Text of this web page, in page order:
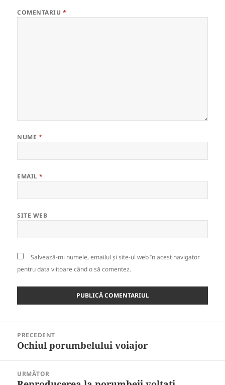
COMENTARIU *
NUME *
EMAIL*
SITE WEB
Salvează-mi numele, emailul și site-ul web în acest navigator
pentru data viitoare când o să comentez.
articole
PRECEDENT
Articolul
Ochiul porumbelului voiajor
URMĂTOR